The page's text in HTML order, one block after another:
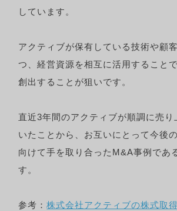
しています。
アクティブが保有している技術や顧
つ、経営資源を相互に活用すること
創出することが狙いです。
直近3年間のアクティブが順調に売り
いたことから、お互いにとって今後
向けて手を取り合ったM&A事例であ
す。
参考：株式会社アクティブの株式取